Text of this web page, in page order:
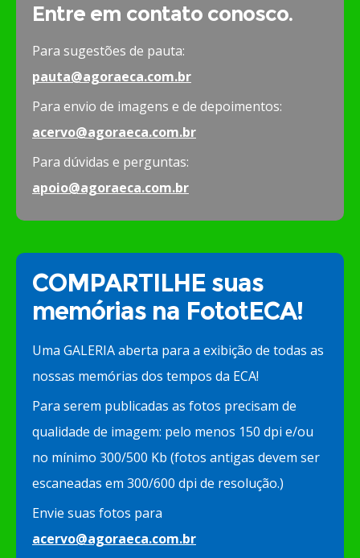
Entre em contato conosco.
Para sugestões de pauta:
pauta@agoraeca.com.br
Para envio de imagens e de depoimentos:
acervo@agoraeca.com.br
Para dúvidas e perguntas:
apoio@agoraeca.com.br
COMPARTILHE suas
memórias na FototECA!
Uma GALERIA aberta para a exibição de todas as
nossas memórias dos tempos da ECA!
Para serem publicadas as fotos precisam de
qualidade de imagem: pelo menos 150 dpi e/ou
no mínimo 300/500 Kb (fotos antigas devem ser
escaneadas em 300/600 dpi de resolução.)
Envie suas fotos para
acervo@agoraeca.com.br